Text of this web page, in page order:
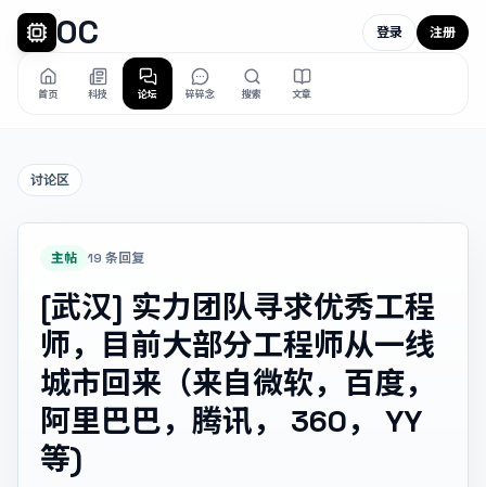
OC
首页 科技 论坛 碎碎念 搜索 文章
登录 注册
讨论区
主帖 19 条回复
[武汉] 实力团队寻求优秀工程
师，目前大部分工程师从一线
城市回来（来自微软，百度，
阿里巴巴，腾讯， 360， YY
等)